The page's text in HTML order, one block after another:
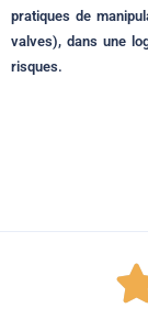
pratiques de
valves), dans une
risques.